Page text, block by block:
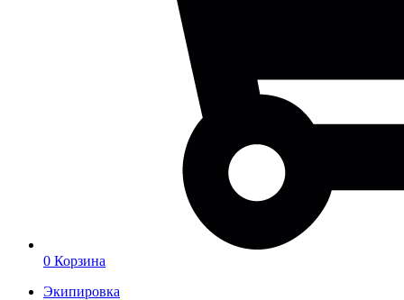
0 Корзина
Экипировка